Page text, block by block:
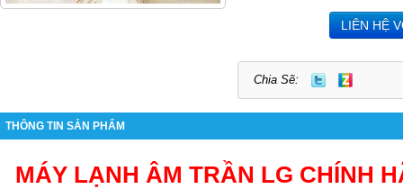
LIÊN HỆ
Chia Sẽ:
THÔNG TIN SẢN PHẨM
MÁY LẠNH ÂM TRẦN LG CHÍNH